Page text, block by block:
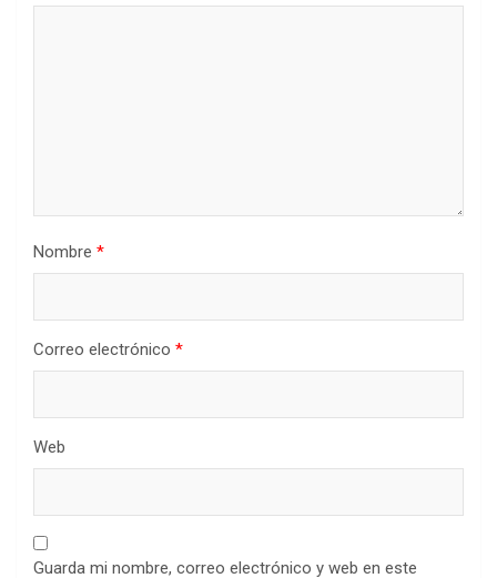
Nombre *
Correo electrónico *
Web
Guarda mi nombre, correo electrónico y web en este